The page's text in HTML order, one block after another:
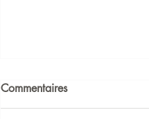
Commentaires